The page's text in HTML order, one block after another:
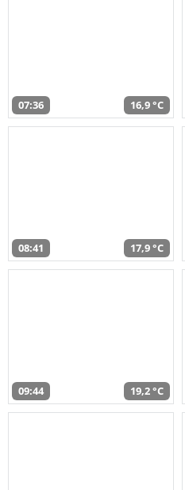
07:36 16,9 °C
08:41 17,9 °C
09:44 19,2 °C